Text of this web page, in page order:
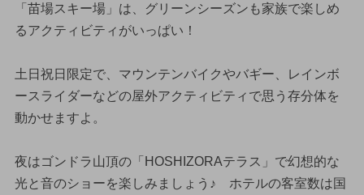
「苗場スキー場」は、グリーンシーズンも家族で楽しめ
るアクティビティがいっぱい！
土日祝日限定で、マウンテンバイクやバギー、レインボ
ースライダーなどの屋外アクティビティで思う存分体を
動かせますよ。
夜はゴンドラ山頂の「HOSHIZORAテラス」で幻想的な
光と音のショーを楽しみましょう♪ ホテルの客室数は国